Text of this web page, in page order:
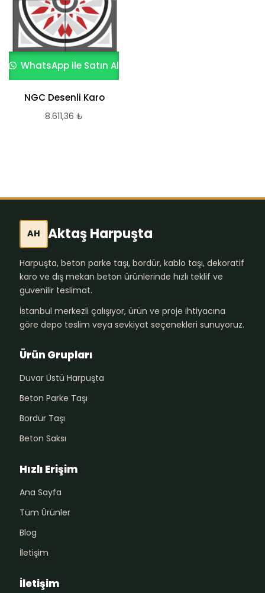
WhatsApp ile Satın Al
NGC Desenli Karo
8.611,36 ₺
AH Aktaş Harpuşta
Harpuşta, beton parke taşı, bordür, kablo taşı, dekoratif
karo ve dış mekan beton ürünlerinde hızlı teklif ve
güvenilir teslimat.
İstanbul merkezli çalışıyor, ürün ve proje ihtiyacına
göre depo teslim veya sevkiyat seçenekleri sunuyoruz.
Ürün Grupları
Duvar Üstü Harpuşta
Beton Parke Taşı
Bordür Taşı
Beton Saksı
Hızlı Erişim
Ana Sayfa
Tüm Ürünler
Blog
İletişim
İletişim